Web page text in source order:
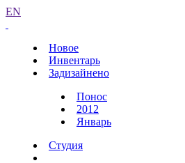
EN
Новое
Инвентарь
Задизайнено
Понос
2012
Январь
Студия